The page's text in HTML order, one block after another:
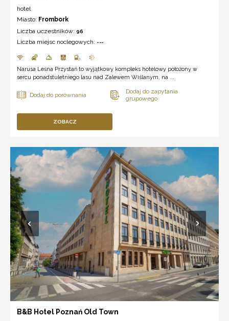
hotel
Miasto: Frombork
Liczba uczestników: 96
Liczba miejsc noclegowych: ---
Narusa Leśna Przystań to wyjątkowy kompleks hotelowy położony w
sercu ponadstuletniego lasu nad Zalewem Wiślanym, na ...
ZOBACZ
B&B Hotel Poznań Old Town